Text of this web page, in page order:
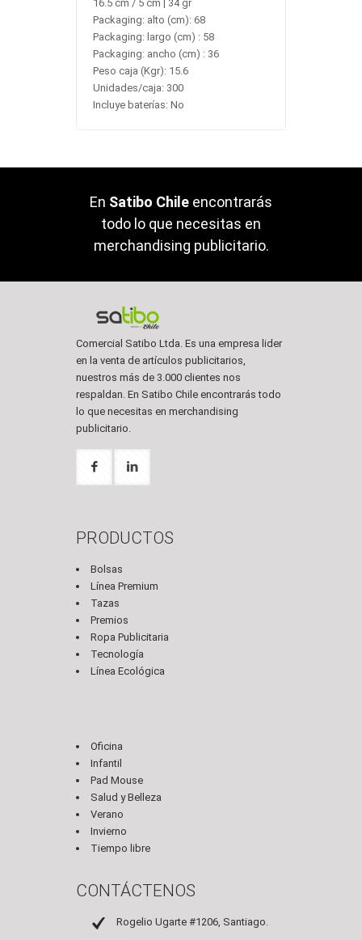
16.5 cm / 5 cm | 34 gr
Packaging: alto (cm): 68
Packaging: largo (cm) : 58
Packaging: ancho (cm) : 36
Peso caja (Kgr): 15.6
Unidades/caja: 300
Incluye baterías: No
En Satibo Chile encontrarás
todo lo que necesitas en
merchandising publicitario.
Comercial Satibo Ltda. Es una empresa lider
en la venta de artículos publicitarios,
nuestros más de 3.000 clientes nos
respaldan. En Satibo Chile encontrarás todo
lo que necesitas en merchandising
publicitario.
PRODUCTOS
Bolsas
Línea Premium
Tazas
Premios
Ropa Publicitaria
Tecnología
Línea Ecológica
Oficina
Infantil
Pad Mouse
Salud y Belleza
Verano
Invierno
Tiempo libre
CONTÁCTENOS
Rogelio Ugarte #1206, Santiago.